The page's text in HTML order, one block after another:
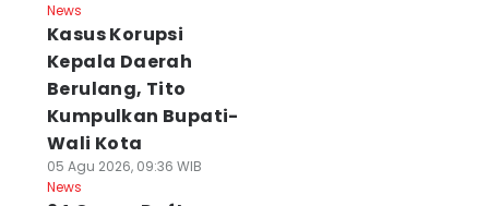
News
Kasus Korupsi
Kepala Daerah
Berulang, Tito
Kumpulkan Bupati-
Wali Kota
05 Agu 2026, 09:36 WIB
News